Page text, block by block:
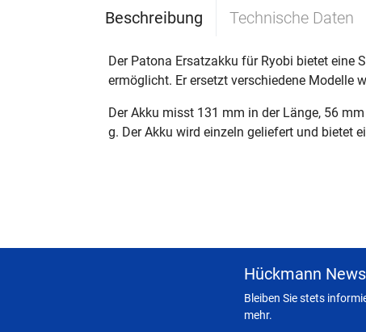
Beschreibung Technische Daten
Der Patona Ersatzakku für Ryobi bietet eine
ermöglicht. Er ersetzt verschiedene Modelle
Der Akku misst 131 mm in der Länge, 56
g. Der Akku wird einzeln geliefert und bietet
Hückmann
Bleiben Sie stets
mehr.